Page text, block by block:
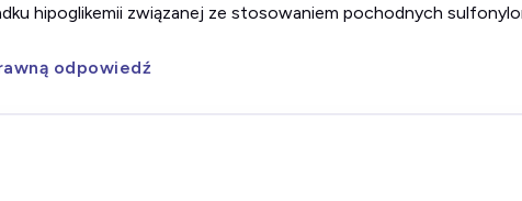
hipoglikemii związanej ze stosowaniem pochodnych
odpowiedź